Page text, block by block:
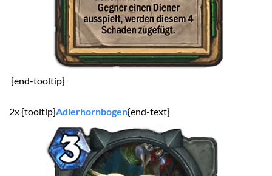
{end-tooltip}
2x {tooltip}Adlerhornbogen{end-text}